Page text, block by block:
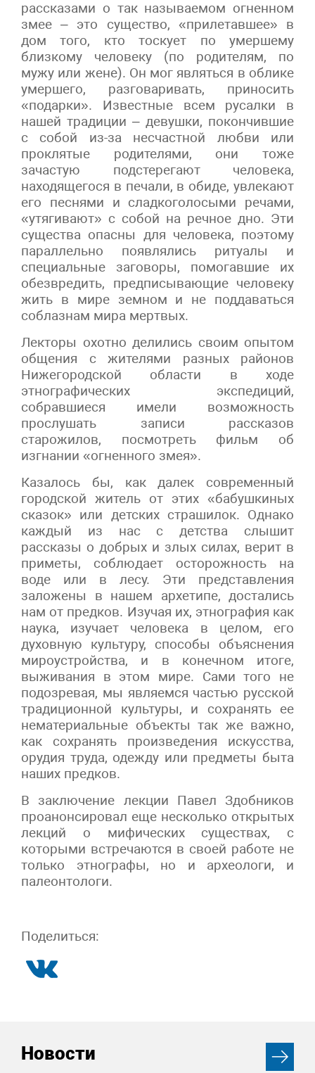
рассказами о так называемом огненном
змее – это существо, «прилетавшее» в
дом того, кто тоскует по умершему
близкому человеку (по родителям, по
мужу или жене). Он мог являться в облике
умершего, разговаривать, приносить
«подарки». Известные всем русалки в
нашей традиции – девушки, покончившие
с собой из-за несчастной любви или
проклятые родителями, они тоже
зачастую подстерегают человека,
находящегося в печали, в обиде, увлекают
его песнями и сладкоголосыми речами,
«утягивают» с собой на речное дно. Эти
существа опасны для человека, поэтому
параллельно появлялись ритуалы и
специальные заговоры, помогавшие их
обезвредить, предписывающие человеку
жить в мире земном и не поддаваться
соблазнам мира мертвых.
Лекторы охотно делились своим опытом
общения с жителями разных районов
Нижегородской области в ходе
этнографических экспедиций,
собравшиеся имели возможность
прослушать записи рассказов
старожилов, посмотреть фильм об
изгнании «огненного змея».
Казалось бы, как далек современный
городской житель от этих «бабушкиных
сказок» или детских страшилок. Однако
каждый из нас с детства слышит
рассказы о добрых и злых силах, верит в
приметы, соблюдает осторожность на
воде или в лесу. Эти представления
заложены в нашем архетипе, достались
нам от предков. Изучая их, этнография как
наука, изучает человека в целом, его
духовную культуру, способы объяснения
мироустройства, и в конечном итоге,
выживания в этом мире. Сами того не
подозревая, мы являемся частью русской
традиционной культуры, и сохранять ее
нематериальные объекты так же важно,
как сохранять произведения искусства,
орудия труда, одежду или предметы быта
наших предков.
В заключение лекции Павел Здобников
проанонсировал еще несколько открытых
лекций о мифических существах, с
которыми встречаются в своей работе не
только этнографы, но и археологи, и
палеонтологи.
Поделиться:
Новости